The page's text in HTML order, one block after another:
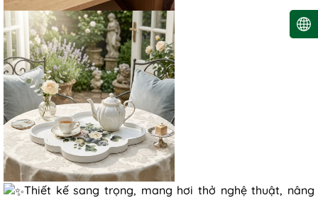
Thiết kế sang trọng, mang hơi thở nghệ thuật, nâng